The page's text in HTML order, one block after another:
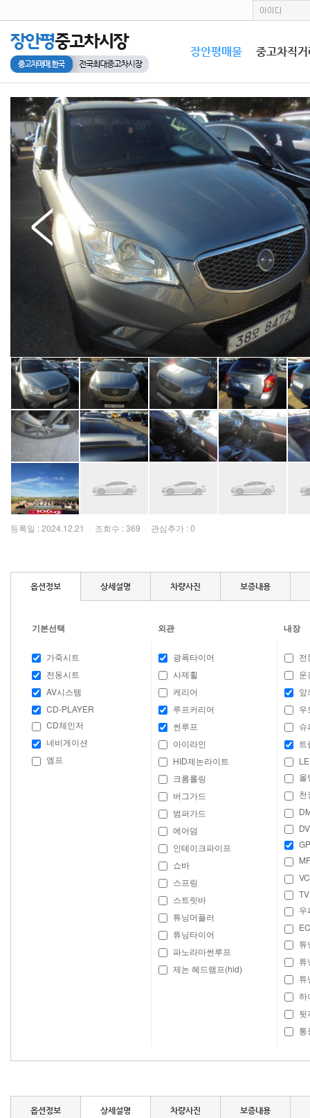
장안평매물 중고차직
등록일 : 2024.12.21 조회수 : 369 관심추가 : 0
옵션정보 상세설명 차량사진 보증내용
기본선택 외관 내장
가죽시트
전동시트
AV시스템
CD-PLAYER
CD체인저
네비게이션
엠프
광폭타이어
사제휠
케리어
루프커리어
썬루프
아이라인
HID제논라이트
크롬롤링
버그가드
범퍼가드
에어덤
인테이크파이프
쇼바
스프링
스트릿바
튜닝머플러
튜닝타이어
파노라마썬루프
제논 헤드램프(hid)
전
운
앞
우
슈
올
천
TV
우
튜
튜
튜
하
뒷
통
옵션정보 상세설명 차량사진 보증내용